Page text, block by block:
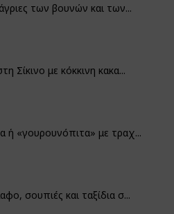
των βουνών και των...
Σίκινο με κόκκινη κακα...
ή «γουρουνόπιτα» με τραχ...
σουπιές και ταξίδια σ...